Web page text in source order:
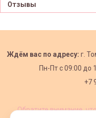
Отзывы
Ждём вас по адресу: г.
Пн-Пт с09:00 до
+7
Обратите внимание,